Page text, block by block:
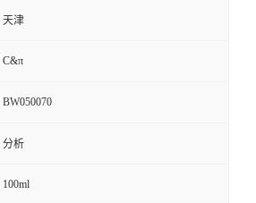
天津
C&π
BW050070
分析
100ml